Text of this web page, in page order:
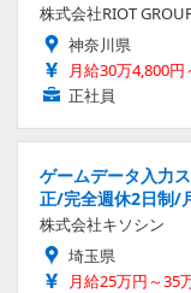
株式会社RIOT
神奈川県
月給30万4,800円
正社員
ゲームデータ入力
正/完全週休2日制/
株式会社キソシン
埼玉県
月給25万円～35